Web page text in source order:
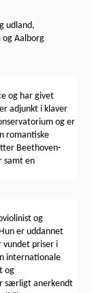
udland,
og Aalborg
og har givet
adjunkt i klaver
og er
romantiske
Beethoven-
samt en
og
er uddannet
vundet priser i
internationale
og
særligt anerkendt